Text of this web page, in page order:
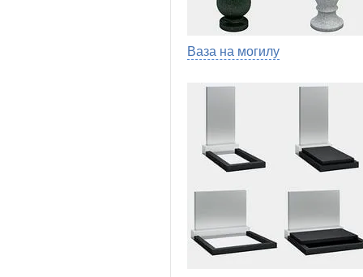
Ваза на могилу